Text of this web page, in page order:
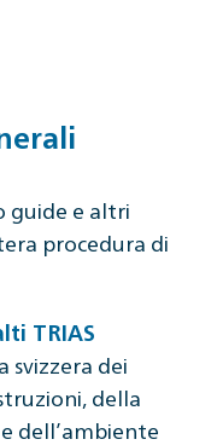
guide e altri
procedura di
TRIAS
svizzera dei
della
dell’ambiente